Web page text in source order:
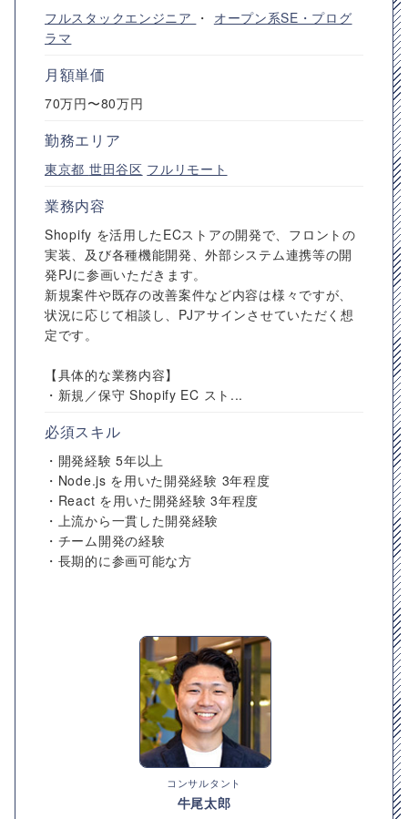
フルスタックエンジニア ・ オープン系SE・プログ
ラマ
月額単価
70万円〜80万円
勤務エリア
東京都 世田谷区 フルリモート
業務内容
Shopify を活用したECストアの開発で、フロントの
実装、及び各種機能開発、外部システム連携等の開
発PJに参画いただきます。
新規案件や既存の改善案件など内容は様々ですが、
状況に応じて相談し、PJアサインさせていただく想
定です。
【具体的な業務内容】
・新規／保守 Shopify EC スト...
必須スキル
・開発経験 5年以上
・Node.js を用いた開発経験 3年程度
・React を用いた開発経験 3年程度
・上流から一貫した開発経験
・チーム開発の経験
・長期的に参画可能な方
コンサルタント
牛尾太郎